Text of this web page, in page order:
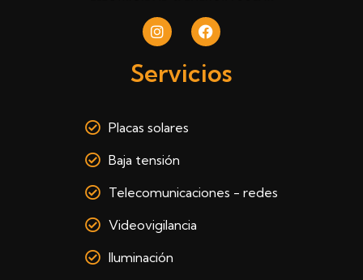
Servicios
Placas solares
Baja tensión
Telecomunicaciones - redes
Videovigilancia
Iluminación